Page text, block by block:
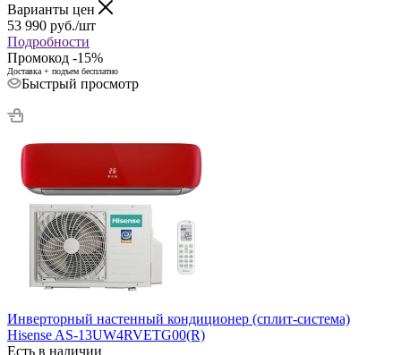
Варианты цен
53 990 руб./шт
Подробности
Промокод -15%
Доставка + подъем бесплатно
Быстрый просмотр
Инверторный настенный кондиционер (сплит-система)
Hisense AS-13UW4RVETG00(R)
Есть в наличии